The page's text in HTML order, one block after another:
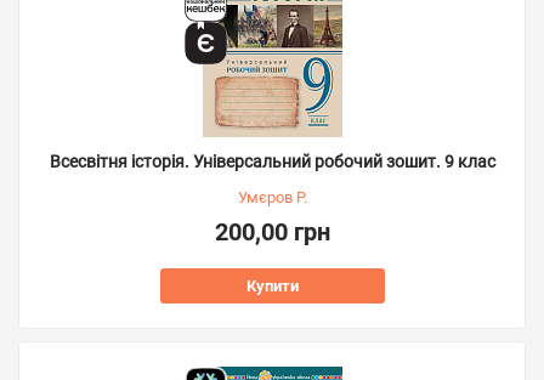
Всесвітня історія. Універсальний робочий зошит. 9 клас
Умєров Р.
200,00 грн
Купити